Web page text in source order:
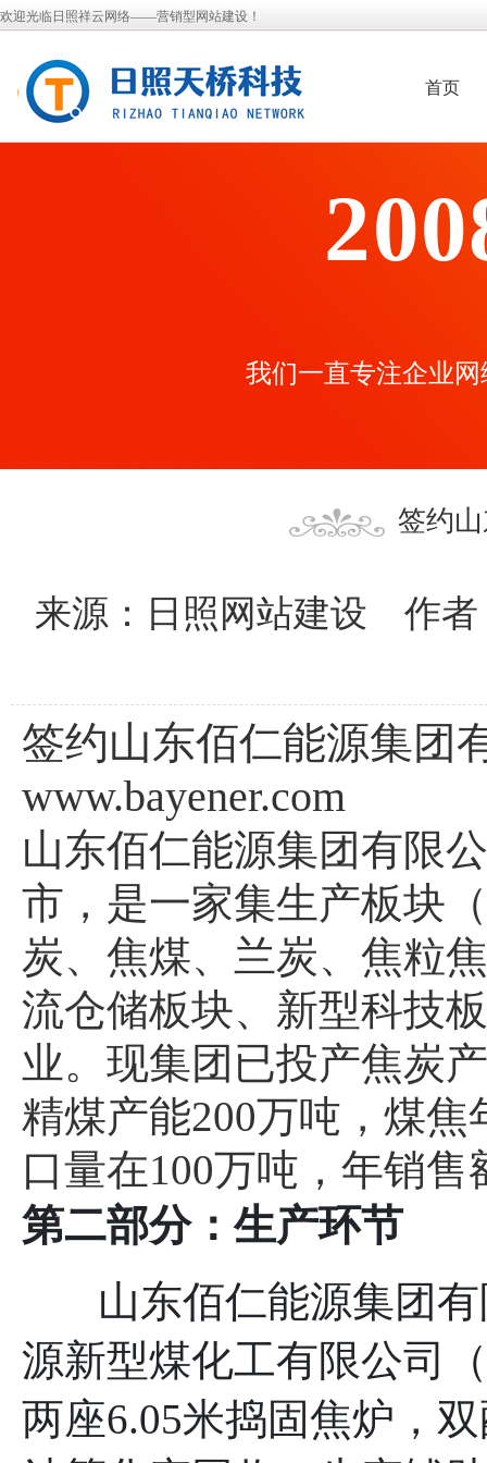
欢迎光临日照祥云网络——营销型网站建设！
首页
我们一直专注企业
签约
来源：日照网站建设 作
签约山东佰仁能源集团
www.bayener.com
山东佰仁能源集团有限
市，是一家集生产板块
炭、焦煤、兰炭、焦粒
流仓储板块、新型科技
业。现集团已投产焦炭
精煤产能200万吨，煤
口量在100万吨，年销售
第二部分：生产环节
山东佰仁能源集团有
源新型煤化工有限公司
两座6.05米捣固焦炉，